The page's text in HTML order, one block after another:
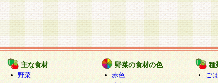
主な食材
野菜
野菜の食材の色
赤色
種
ご